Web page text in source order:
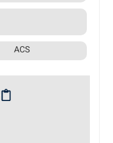
ACS